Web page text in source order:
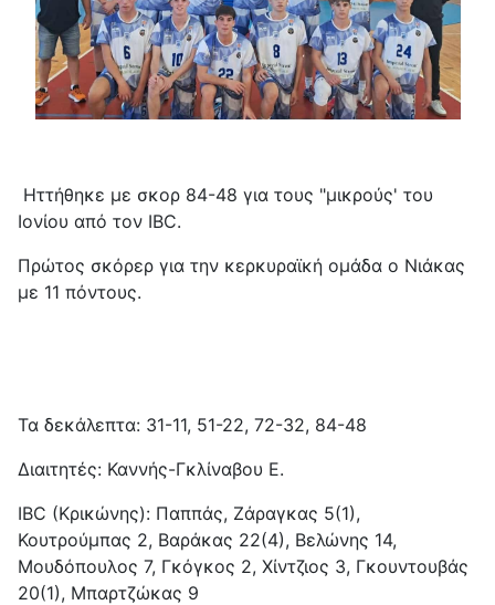
Ηττήθηκε με σκορ 84-48 για τους "μικρούς' του
Ιονίου από τον IBC.
Πρώτος σκόρερ για την κερκυραϊκή ομάδα ο Νιάκας
με 11 πόντους.
Τα δεκάλεπτα: 31-11, 51-22, 72-32, 84-48
Διαιτητές: Καννής-Γκλίναβου Ε.
IBC (Κρικώνης): Παππάς, Ζάραγκας 5(1),
Κουτρούμπας 2, Βαράκας 22(4), Βελώνης 14,
Μουδόπουλος 7, Γκόγκος 2, Χίντζιος 3, Γκουντουβάς
20(1), Μπαρτζώκας 9